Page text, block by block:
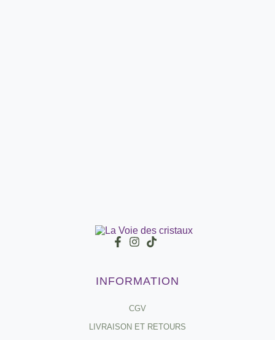
INFORMATION
CGV
LIVRAISON ET RETOURS